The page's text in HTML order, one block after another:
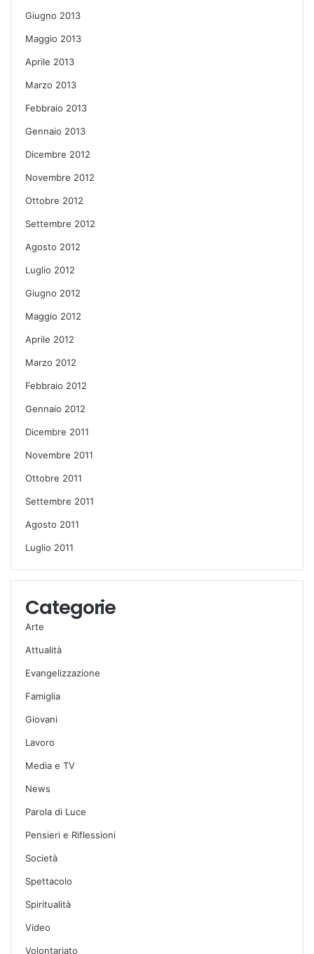
Giugno 2013
Maggio 2013
Aprile 2013
Marzo 2013
Febbraio 2013
Gennaio 2013
Dicembre 2012
Novembre 2012
Ottobre 2012
Settembre 2012
Agosto 2012
Luglio 2012
Giugno 2012
Maggio 2012
Aprile 2012
Marzo 2012
Febbraio 2012
Gennaio 2012
Dicembre 2011
Novembre 2011
Ottobre 2011
Settembre 2011
Agosto 2011
Luglio 2011
Categorie
Arte
Attualità
Evangelizzazione
Famiglia
Giovani
Lavoro
Media e TV
News
Parola di Luce
Pensieri e Riflessioni
Società
Spettacolo
Spiritualità
Video
Volontariato